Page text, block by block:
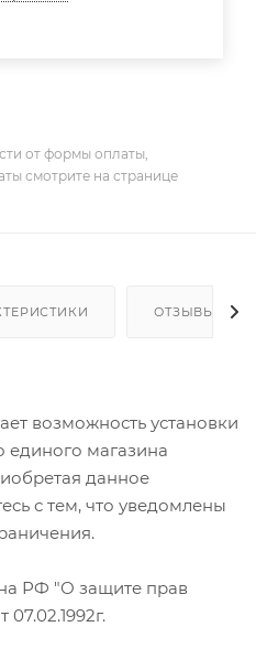
от формы оплаты,
смотрите на странице
ОТЗЫВЫ
возможность установки
единого магазина
данное
с тем, что уведомлены
РФ "О защите прав